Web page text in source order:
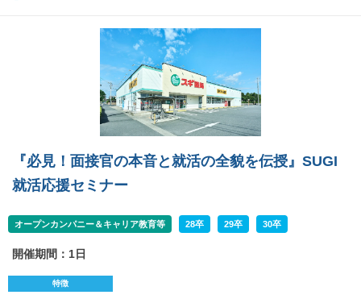
『必見！面接官の本音と就活の全貌を伝授』SUGI
就活応援セミナー
オープンカンパニー＆キャリア教育等 28卒 29卒 30卒
開催期間：1日
特徴